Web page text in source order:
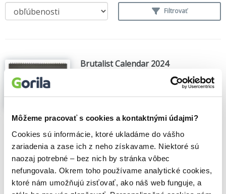
Môžeme pracovať s cookies a kontaktnými údajmi?
Cookies sú informácie, ktoré ukladáme do vášho
zariadenia a zase ich z neho získavame. Niektoré sú
naozaj potrebné – bez nich by stránka vôbec
nefungovala. Okrem toho používame analytické cookies,
ktoré nám umožňujú zisťovať, ako náš web funguje, a
Filtrovať
Brutalist Calendar 2024
Blue Crow Media
awe-inspiring and influential examples of
Brutalist architecture around the world...
Zobraziť viac
🍎 Vypredané